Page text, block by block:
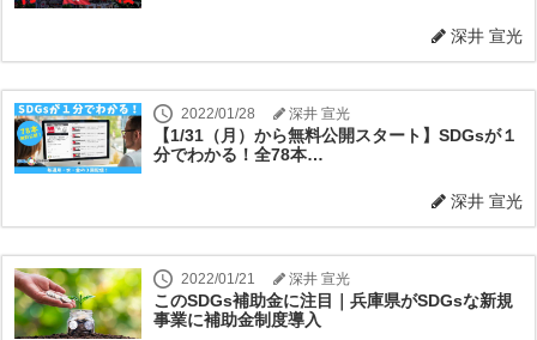
深井 宣光
2022/01/28 深井 宣光
【1/31（月）から無料公開スタート】SDGsが１
分でわかる！全78本…
深井 宣光
2022/01/21 深井 宣光
このSDGs補助金に注目｜兵庫県がSDGsな新規
事業に補助金制度導入